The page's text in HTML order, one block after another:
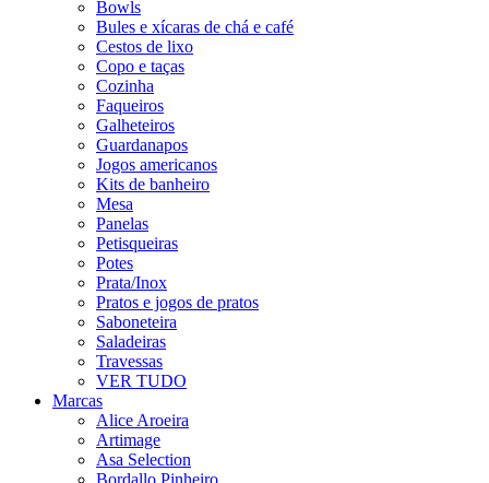
Bowls
Bules e xícaras de chá e café
Cestos de lixo
Copo e taças
Cozinha
Faqueiros
Galheteiros
Guardanapos
Jogos americanos
Kits de banheiro
Mesa
Panelas
Petisqueiras
Potes
Prata/Inox
Pratos e jogos de pratos
Saboneteira
Saladeiras
Travessas
VER TUDO
Marcas
Alice Aroeira
Artimage
Asa Selection
Bordallo Pinheiro